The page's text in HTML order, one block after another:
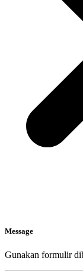
Message
Gunakan formulir